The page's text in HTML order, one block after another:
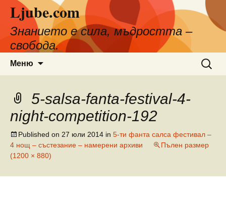
съдържанието
Ljube.com
Знанието е сила, мъдростта –
свобода.
Меню
за:
5-salsa-fanta-festival-4-
night-competition-192
Published on 27 юли 2014 in 5-ти фанта салса фестивал –
4 нощ – състезание – намерени архиви
Пълен размер
(1200 × 880)